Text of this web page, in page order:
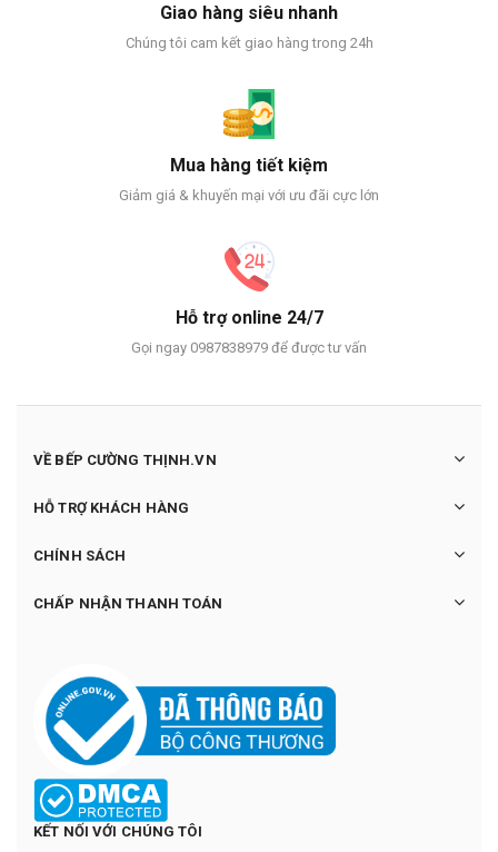
Giao hàng siêu nhanh
Chúng tôi cam kết giao hàng trong 24h
Mua hàng tiết kiệm
Giảm giá & khuyến mại với ưu đãi cực lớn
Hỗ trợ online 24/7
Gọi ngay 0987838979 để được tư vấn
VỀ BẾP CƯỜNG THỊNH.VN
HỖ TRỢ KHÁCH HÀNG
CHÍNH SÁCH
CHẤP NHẬN THANH TOÁN
KẾT NỐI VỚI CHÚNG TÔI